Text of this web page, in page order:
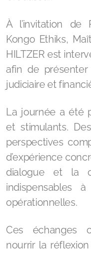
À l’invitation de
Kongo Ethiks,
HILTZER est
afin de
judiciaire et
La journée a été
et stimulants.
perspectives
d’expérience
dialogue et la
indispensables
opérationnelles.
Ces échanges
nourrir la